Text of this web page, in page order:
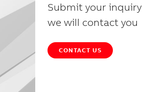
Submit your
we will contact you
CONTACT US